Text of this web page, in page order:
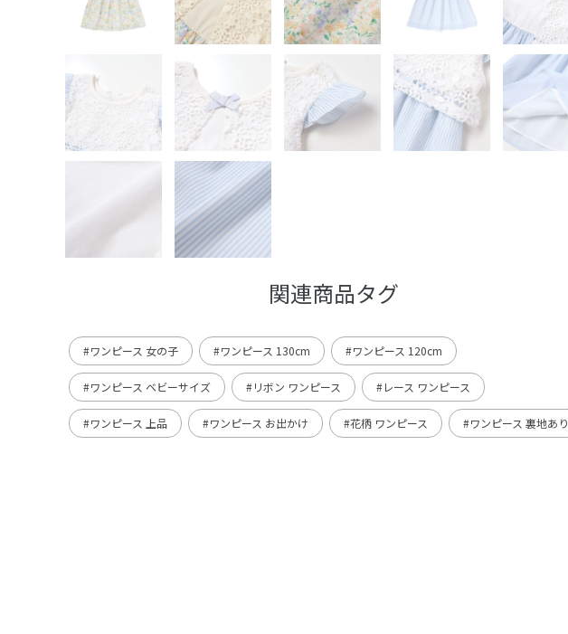
関連商品タグ
#ワンピース 女の子 #ワンピース 130cm #ワンピース 120cm
#ワンピース ベビーサイズ #リボン ワンピース #レース ワンピース
#ワンピース 上品 #ワンピース お出かけ #花柄 ワンピース #ワンピース 裏地あり